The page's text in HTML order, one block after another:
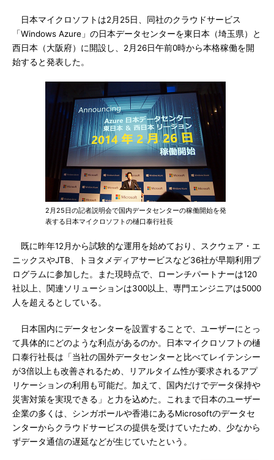
日本マイクロソフトは2月25日、同社のクラウドサービス
「Windows Azure」の日本データセンターを東日本（埼玉県）と
西日本（大阪府）に開設し、2月26日午前0時から本格稼働を開
始すると発表した。
2月25日の記者説明会で国内データセンターの稼働開始を発
表する日本マイクロソフトの樋口泰行社長
既に昨年12月から試験的な運用を始めており、スクウェア・エ
ニックスやJTB、トヨタメディアサービスなど36社が早期利用プ
ログラムに参加した。また現時点で、ローンチパートナーは120
社以上、関連ソリューションは300以上、専門エンジニアは5000
人を超えるとしている。
日本国内にデータセンターを設置することで、ユーザーにとっ
て具体的にどのような利点があるのか。日本マイクロソフトの樋
口泰行社長は「当社の国外データセンターと比べてレイテンシー
が3倍以上も改善されるため、リアルタイム性が要求されるアプ
リケーションの利用も可能だ。加えて、国内だけでデータ保持や
災害対策を実現できる」と力を込めた。これまで日本のユーザー
企業の多くは、シンガポールや香港にあるMicrosoftのデータセ
ンターからクラウドサービスの提供を受けていたため、少なから
ずデータ通信の遅延などが生じていたという。